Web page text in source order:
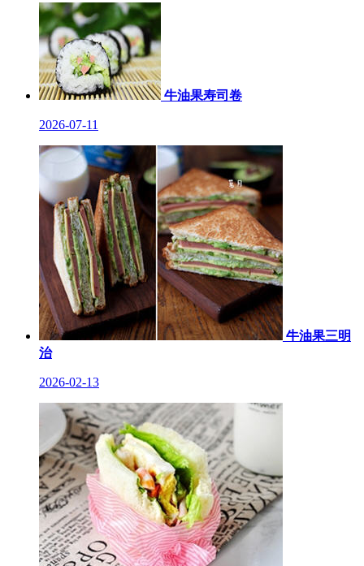
牛油果寿司卷
2026-07-11
牛油果三明
治
2026-02-13